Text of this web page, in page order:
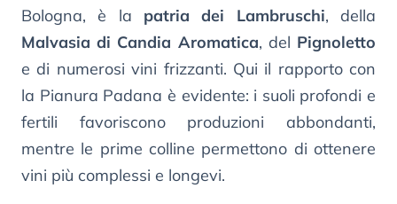
Bologna, è la patria dei Lambruschi, della
Malvasia di Candia Aromatica, del Pignoletto
e di numerosi vini frizzanti. Qui il rapporto con
la Pianura Padana è evidente: i suoli profondi e
fertili favoriscono produzioni abbondanti,
mentre le prime colline permettono di ottenere
vini più complessi e longevi.